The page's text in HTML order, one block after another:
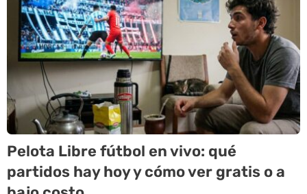
Pelota Libre fútbol en vivo: qué
partidos hay hoy y cómo ver gratis o a